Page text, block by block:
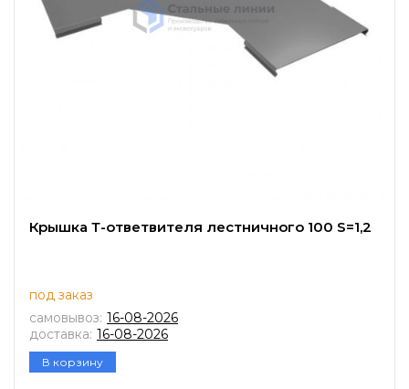
Крышка Т-ответвителя лестничного 100 S=1,2
под заказ
самовывоз: 16-08-2026
доставка: 16-08-2026
В корзину